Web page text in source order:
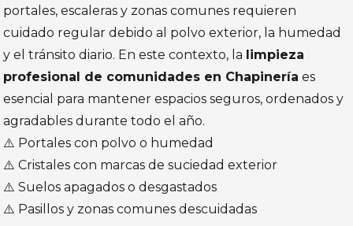
portales, escaleras y zonas comunes requieren
cuidado regular debido al polvo exterior, la humedad
y el tránsito diario. En este contexto, la limpieza
profesional de comunidades en Chapinería es
esencial para mantener espacios seguros, ordenados y
agradables durante todo el año.
⚠️ Portales con polvo o humedad
⚠️ Cristales con marcas de suciedad exterior
⚠️ Suelos apagados o desgastados
⚠️ Pasillos y zonas comunes descuidadas